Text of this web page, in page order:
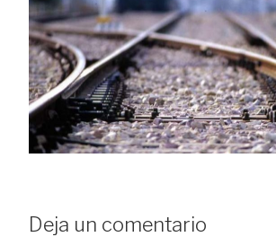
Deja un comentario